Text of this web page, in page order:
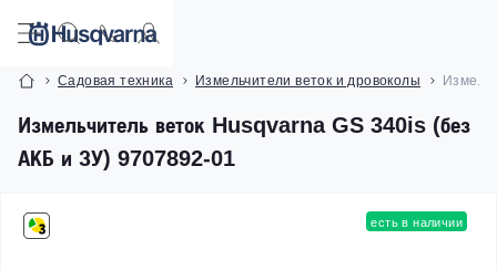
Садовая техника Измельчители веток и дровоколы
Измельчитель веток Husqvarna GS 340is (без
АКБ и ЗУ) 9707892-01
есть в наличии